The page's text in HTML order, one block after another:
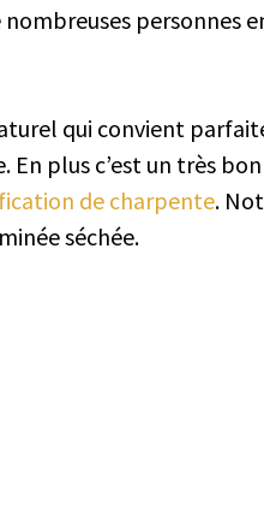
personnes
qui convient
plus c’est un très
de charpente.
séchée.